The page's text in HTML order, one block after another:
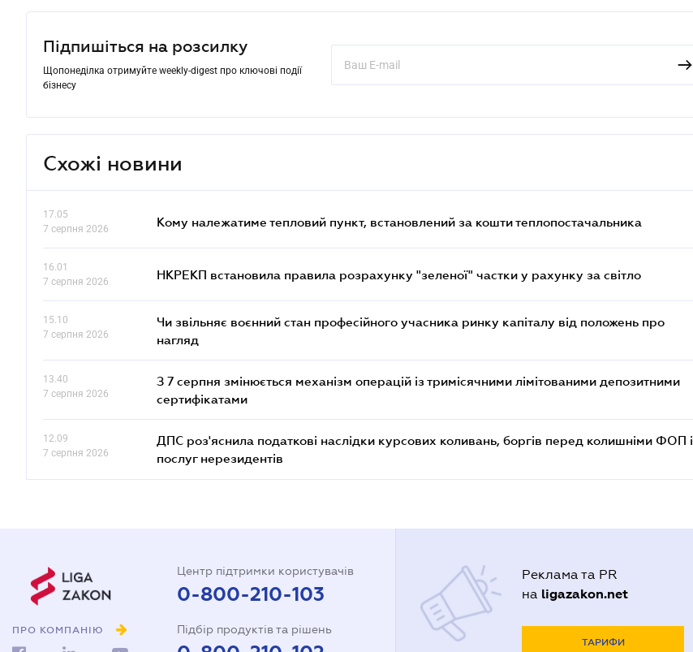
Підпишіться на розсилку
Щопонеділка отримуйте weekly-digest про ключові події
бізнесу
Схожі новини
17.05
7 серпня 2026
Кому належатиме тепловий пункт, встановлений за кошти теплопостачальника
16.01
7 серпня 2026
НКРЕКП встановила правила розрахунку "зеленої" частки у рахунку за світло
15.10
7 серпня 2026
Чи звільняє воєнний стан професійного учасника ринку капіталу від положень про
нагляд
13.40
7 серпня 2026
З 7 серпня змінюється механізм операцій із тримісячними лімітованими депозитними
сертифікатами
12.09
7 серпня 2026
ДПС роз'яснила податкові наслідки курсових коливань, боргів перед колишніми ФОП і
послуг нерезидентів
ПРО КОМПАНІЮ
Центр підтримки користувачів
0-800-210-103
Підбір продуктів та рішень
Реклама та PR
на ligazakon.net
ТАРИФИ